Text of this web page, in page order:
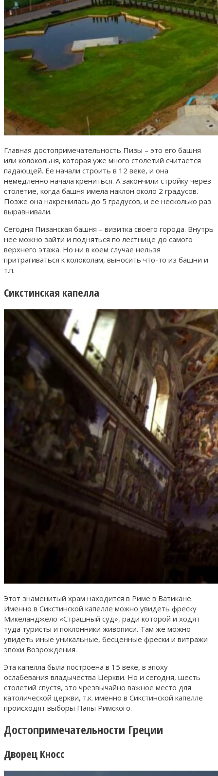
Главная достопримечательность Пизы – это его башня
или колокольня, которая уже много столетий считается
падающей. Ее начали строить в 12 веке, и она
немедленно начала крениться. А закончили стройку через
столетие, когда башня имела наклон около 2 градусов.
Позже она накренилась до 5 градусов, и ее несколько раз
выравнивали.
Сегодня Пизанская башня – визитка своего города. Внутрь
нее можно зайти и подняться по лестнице до самого
верхнего этажа. Но ни в коем случае нельзя
притрагиваться к колоколам, выносить что-то из башни и
т.п.
Сикстинская капелла
Этот знаменитый храм находится в Риме в Ватикане.
Именно в Сикстинской капелле можно увидеть фреску
Микеланджело «Страшный суд», ради которой и ходят
туда туристы и поклонники живописи. Там же можно
увидеть иные уникальные, бесценные фрески и витражи
эпохи Возрождения.
Эта капелла была построена в 15 веке, в эпоху
ослабевания владычества Церкви. Но и сегодня, шесть
столетий спустя, это чрезвычайно важное место для
католической церкви, т.к. именно в Сикстинской капелле
происходят выборы Папы Римского.
Достопримечательности Греции
Дворец Кносс